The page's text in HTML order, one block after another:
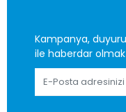
Kampanya,
ile haberdar